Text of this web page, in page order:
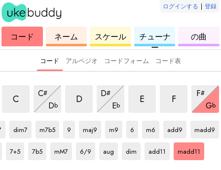
ログインする | 登録
ウ
ク
レ
コード
コ
ー
ド
ネーム
ウ
ク
レ
レ
スケール
ク
レ
レ
チューナ
ー
ク
レ
の曲
コード アルペジオ コードフォーム コード表
C C#
madd11 和音
Db
madd11 和音
D D#
madd11 和音
Eb
madd11 和音
E
F
F#
madd11
Gb
dim7
m7b5
9
maj9
m9
6
m6
add9
Gb
madd9
和音
7+5
7b5
mM7
6/9
aug
dim
add11
madd11